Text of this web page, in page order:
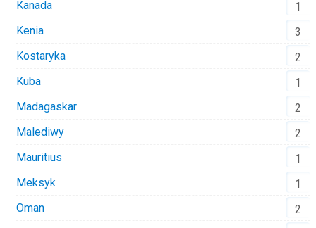
Kanada
1
Kenia
3
Kostaryka
2
Kuba
1
Madagaskar
2
Malediwy
2
Mauritius
1
Meksyk
1
Oman
2